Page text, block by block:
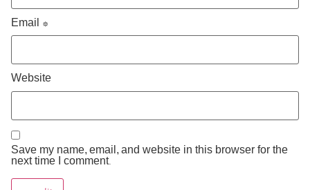
Email *
Website
Save my name, email, and website in this browser for the
next time I comment.